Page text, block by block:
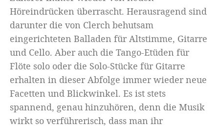
Höreindrücken überrascht. Herausragend sind
darunter die von Clerch behutsam
eingerichteten Balladen für Altstimme, Gitarre
und Cello. Aber auch die Tango-Etüden für
Flöte solo oder die Solo-Stücke für Gitarre
erhalten in dieser Abfolge immer wieder neue
Facetten und Blickwinkel. Es ist stets
spannend, genau hinzuhören, denn die Musik
wirkt so verführerisch, dass man ihr